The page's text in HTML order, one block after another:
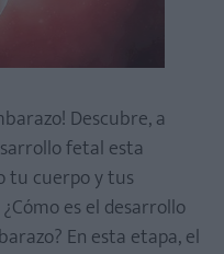
Descubre, a
fetal esta
tu cuerpo y tus
es el desarrollo
En esta etapa, el